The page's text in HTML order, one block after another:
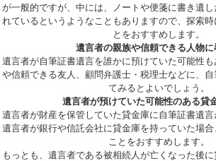
が一般的ですが、中には、ノートや便箋に書き遺
れているというようなこともありますので、探索
とをおすすめします。
遺言者の親族や信頼できる人物に
遺言者が自筆証書遺言を誰かに預けていた可能性
や信頼できる友人、顧問弁護士・税理士などに、
てみるとよいでしょう。
遺言者が預けていた可能性のある貸
遺言者が財産を保管していた貸金庫に自筆証書遺言
遺言者が銀行や信託会社に貸金庫を持っていた場
ことをおすすめします。
もっとも、遺言者である被相続人が亡くなった後